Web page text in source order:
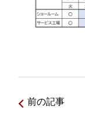
前の記事